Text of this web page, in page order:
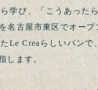
学び、「こうあった
名古屋市東区でオープ
Le Creaらしいパンで
します。